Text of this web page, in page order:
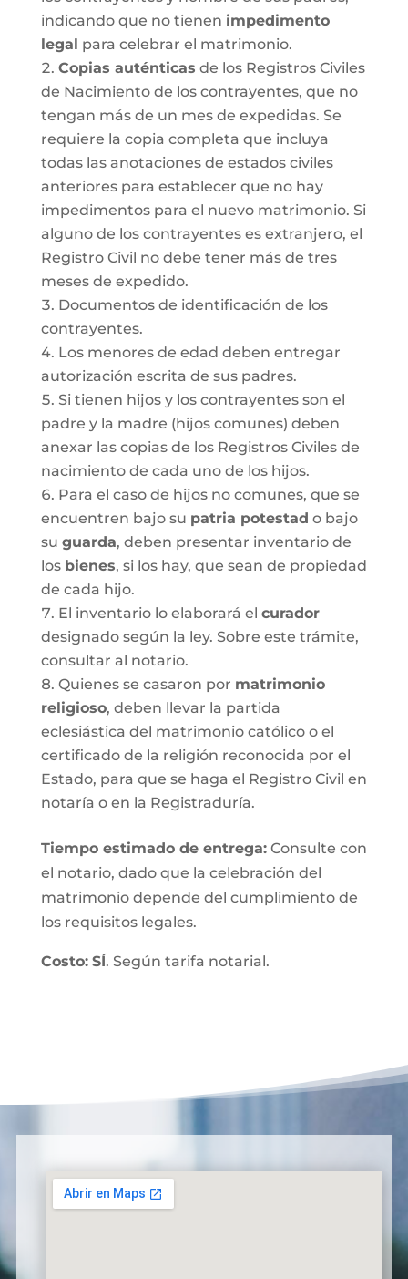
indicando que no tienen impedimento
legal para celebrar el matrimonio.
Copias auténticas de los Registros Civiles
de Nacimiento de los contrayentes, que no
tengan más de un mes de expedidas. Se
requiere la copia completa que incluya
todas las anotaciones de estados civiles
anteriores para establecer que no hay
impedimentos para el nuevo matrimonio. Si
alguno de los contrayentes es extranjero, el
Registro Civil no debe tener más de tres
meses de expedido.
Documentos de identificación de los
contrayentes.
Los menores de edad deben entregar
autorización escrita de sus padres.
Si tienen hijos y los contrayentes son el
padre y la madre (hijos comunes) deben
anexar las copias de los Registros Civiles de
nacimiento de cada uno de los hijos.
Para el caso de hijos no comunes, que se
encuentren bajo su patria potestad o bajo
su guarda, deben presentar inventario de
los bienes, si los hay, que sean de propiedad
de cada hijo.
El inventario lo elaborará el curador
designado según la ley. Sobre este trámite,
consultar al notario.
Quienes se casaron por matrimonio
religioso, deben llevar la partida
eclesiástica del matrimonio católico o el
certificado de la religión reconocida por el
Estado, para que se haga el Registro Civil en
notaría o en la Registraduría.
Tiempo estimado de entrega:Consulte con
el notario, dado que la celebración del
matrimonio depende del cumplimiento de
los requisitos legales.
Costo: SÍ. Según tarifa notarial.